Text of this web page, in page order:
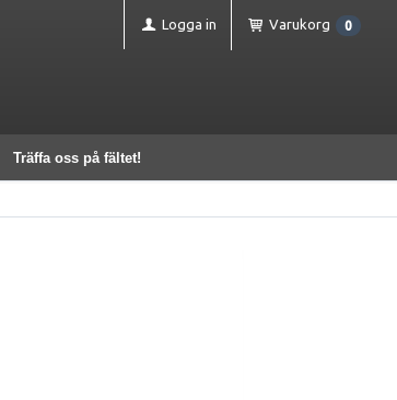
Logga in Varukorg 0
Träffa oss på fältet!